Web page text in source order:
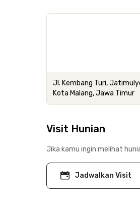
Jl. Kembang Turi,
Kota Malang, Jawa Timur
Visit Hunian
Jika kamu ingin melihat
Jadwalkan Visit